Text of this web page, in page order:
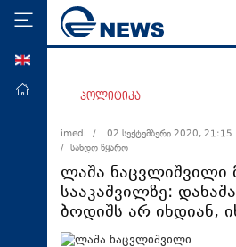
მთავარი
ეკონომიკა
მსოფლიო
ჯანდაცვა
საზოგადოება
პოლიტიკა
imedi /
02 სექტემბერი 2020, 21:15
/ სანდო წყარო
ლაშა ნაცვლიშვილი
სააკაშვილზე:
ბოდიშს არ იხდიან,